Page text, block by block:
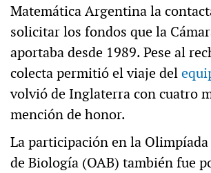
Matemática Argentina la
solicitar los fondos que la
aportaba desde 1989. Pese al
colecta permitió el viaje del
volvió de Inglaterra con cuatro
mención de honor.
La participación en la
de Biología (OAB) también fue